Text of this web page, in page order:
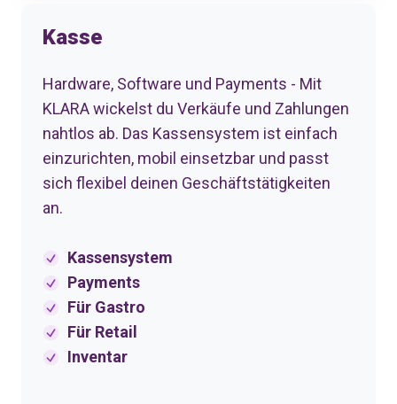
Kasse
Hardware, Software und Payments - Mit
KLARA wickelst du Verkäufe und Zahlungen
nahtlos ab. Das Kassensystem ist einfach
einzurichten, mobil einsetzbar und passt
sich flexibel deinen Geschäftstätigkeiten
an.
Kassensystem
Payments
Für Gastro
Für Retail
Inventar